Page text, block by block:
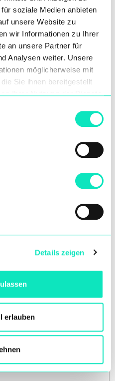
soziale Medien anbieten
unsere Website zu
wir Informationen zu Ihrer
an unsere Partner für
Analysen weiter. Unsere
möglicherweise mit
Sie ihnen bereitgestellt
Ihrer Nutzung der Dienste
Details zeigen
erlauben